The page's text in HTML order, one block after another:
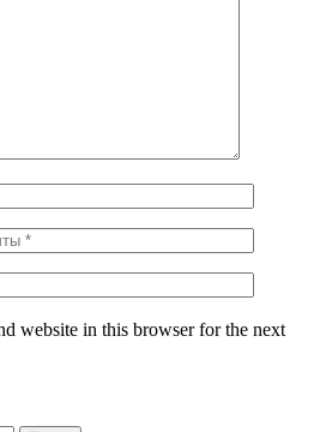
website in this browser for the next